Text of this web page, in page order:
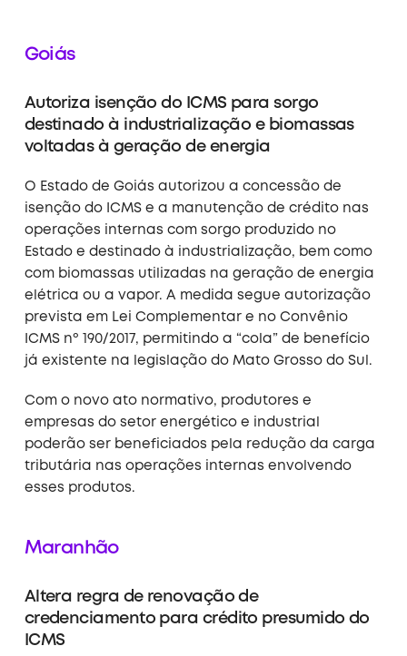
Goiás
Autoriza isenção do ICMS para sorgo
destinado à industrialização e biomassas
voltadas à geração de energia
O Estado de Goiás autorizou a concessão de
isenção do ICMS e a manutenção de crédito nas
operações internas com sorgo produzido no
Estado e destinado à industrialização, bem como
com biomassas utilizadas na geração de energia
elétrica ou a vapor. A medida segue autorização
prevista em Lei Complementar e no Convênio
ICMS nº 190/2017, permitindo a “cola” de benefício
já existente na legislação do Mato Grosso do Sul.
Com o novo ato normativo, produtores e
empresas do setor energético e industrial
poderão ser beneficiados pela redução da carga
tributária nas operações internas envolvendo
esses produtos.
Maranhão
Altera regra de renovação de
credenciamento para crédito presumido do
ICMS